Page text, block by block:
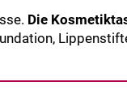
Die